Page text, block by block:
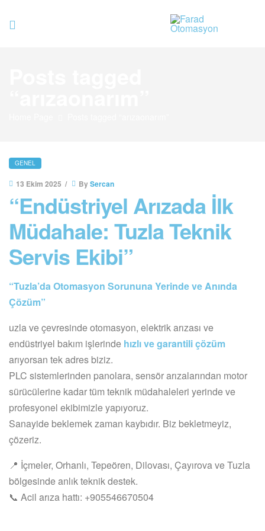
GENEL
13 Ekim 2025 BySercan
“Endüstriyel Arızada İlk
Müdahale: Tuzla Teknik
Servis Ekibi”
“Tuzla’da Otomasyon Sorununa Yerinde ve Anında
Çözüm”
uzla ve çevresinde otomasyon, elektrik arızası ve
endüstriyel bakım işlerinde hızlı ve garantili çözüm
arıyorsan tek adres biziz.
PLC sistemlerinden panolara, sensör arızalarından motor
sürücülerine kadar tüm teknik müdahaleleri yerinde ve
profesyonel ekibimizle yapıyoruz.
Sanayide beklemek zaman kaybıdır. Biz bekletmeyiz,
çözeriz.
📍 İçmeler, Orhanlı, Tepeören, Dilovası, Çayırova ve Tuzla
bölgesinde anlık teknik destek.
📞 Acil arıza hattı: +905546670504